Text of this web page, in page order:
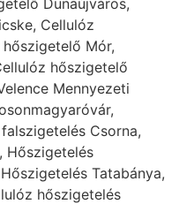
Cellulóz
Mór,
hőszigetelő
Mennyezeti
Csorna,
Hőszigetelés
Tatabánya,
hőszigetelés